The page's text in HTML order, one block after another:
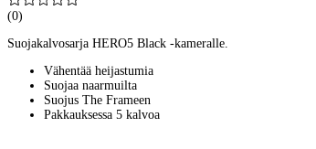
(0)
Suojakalvosarja HERO5 Black -kameralle.
Vähentää heijastumia
Suojaa naarmuilta
Suojus The Frameen
Pakkauksessa 5 kalvoa